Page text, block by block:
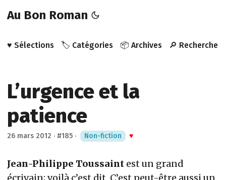
Au Bon Roman
♥️ Sélections 🏷️ Catégories 📦 Archives 🔎 Recherche
L’urgence et la
patience
26 mars 2012 · #185 · Non-fiction ♥
Jean-Philippe Toussaint est un grand